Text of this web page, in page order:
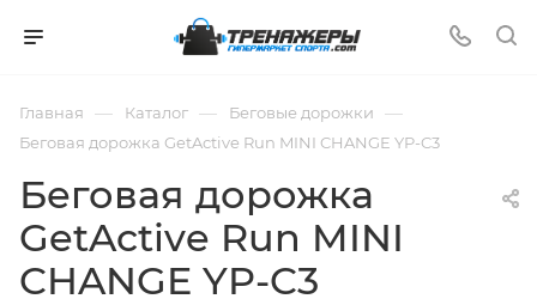
Главная — Каталог — Беговые дорожки —
Беговая дорожка GetActive Run MINI CHANGE YP-C3
Беговая дорожка
GetActive Run MINI
CHANGE YP-C3